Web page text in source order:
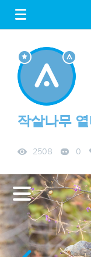
FREE DOWNLOAD
작살나무
2508 0